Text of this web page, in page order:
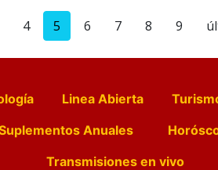
4 5 6 7 8 9
Linea Abierta
Anuales
Transmisiones en vivo